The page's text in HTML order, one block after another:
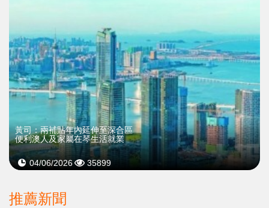
黃司：兩補貼年內延伸至深合區
便利澳人及家屬在琴生活就業
04/06/2026 35899
推薦新聞